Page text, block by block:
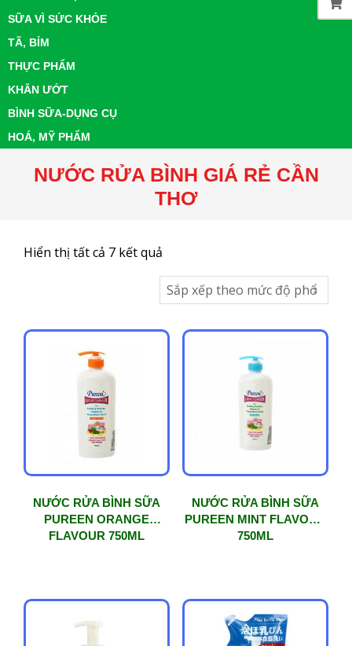
SỮA VÌ SỨC KHỎE
TÃ, BỈM
THỰC PHẨM
KHĂN ƯỚT
BÌNH SỮA-DỤNG CỤ
HOÁ, MỸ PHẨM
NƯỚC RỬA BÌNH GIÁ RẺ CẦN
THƠ
Hiển thị tất cả 7 kết quả
sắp
xếp
mức
NƯỚC RỬA BÌNH SỮA
PUREEN ORANGE
FLAVOUR 750ML
NƯỚC RỬA BÌNH SỮA
PUREEN MINT FLAVOUR
750ML